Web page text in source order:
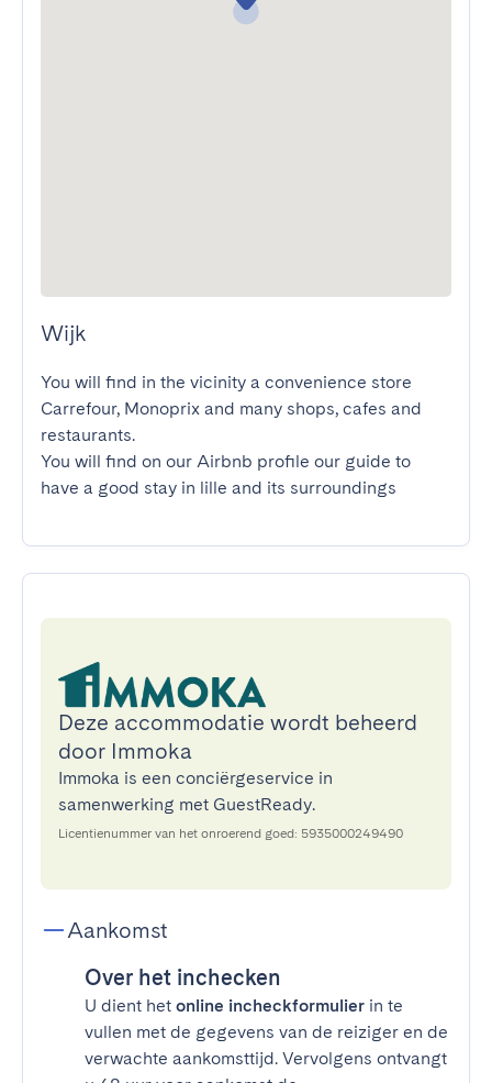
Wijk
You will find in the vicinity a convenience store
Carrefour, Monoprix and many shops, cafes and
restaurants.
You will find on our Airbnb profile our guide to
have a good stay in lille and its surroundings
Deze accommodatie wordt beheerd
door Immoka
Immoka is een conciërgeservice in
samenwerking met GuestReady.
Licentienummer van het onroerend goed: 5935000249490
Aankomst
Over het inchecken
U dient het online incheckformulier in te
vullen met de gegevens van de reiziger en de
verwachte aankomsttijd. Vervolgens ontvangt